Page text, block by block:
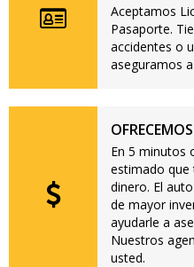
Aceptamos
Pasaporte.
accidentes o
aseguramos
En 5 minutos
estimado que
dinero. El
de mayor
ayudarle a
Nuestros
usted.